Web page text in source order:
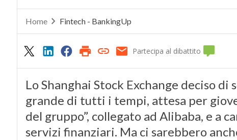
Home Fintech - BankingUp
Partecipa al dibattito
Lo Shanghai Stock Exchange deciso
grande di tutti i tempi, attesa per
del gruppo”, collegato ad Alibaba, e a
servizi finanziari. Ma ci sarebbero